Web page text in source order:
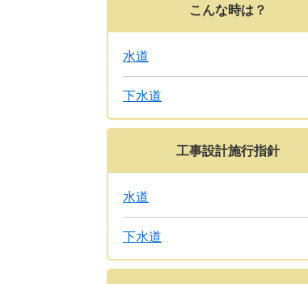
こんな時は？
水道
下水道
工事設計施行指針
水道
下水道